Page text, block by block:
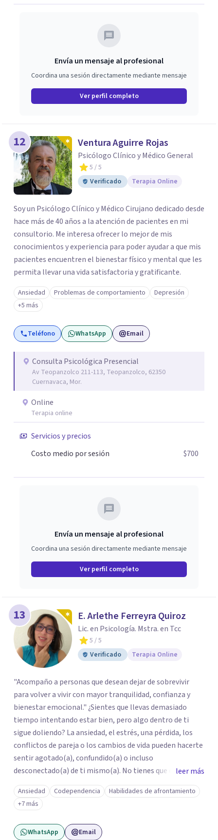
Envía un mensaje al profesional
Coordina una sesión directamente mediante mensaje
Ver perfil completo
12 Ventura Aguirre Rojas
Psicólogo Clínico y Médico General
5 / 5
Verificado
Terapia Online
Soy un Psicólogo Clínico y Médico Cirujano dedicado desde
hace más de 40 años a la atención de pacientes en mi
consultorio. Me interesa ofrecer lo mejor de mis
conocimientos y experiencia para poder ayudar a que mis
pacientes encuentren el bienestar físico y mental que les
permita llevar una vida satisfactoria y gratificante.
Ansiedad Problemas de comportamiento
Depresión
+5 más
Teléfono WhatsApp Email
Consulta Psicológica Presencial
Av Teopanzolco 211-113, Teopanzolco, 62350
Cuernavaca, Mor.
Online
Terapia online
Servicios y precios
Costo medio por sesión
$700
Envía un mensaje al profesional
Coordina una sesión directamente mediante mensaje
Ver perfil completo
13 E. Arlethe Ferreyra Quiroz
Lic. en Psicología. Mstra. en Tcc
5 / 5
Verificado
Terapia Online
"Acompaño a personas que desean dejar de sobrevivir
para volver a vivir con mayor tranquilidad, confianza y
bienestar emocional." ¿Sientes que llevas demasiado
tiempo intentando estar bien, pero algo dentro de ti
sigue doliendo? La ansiedad, el estrés, una pérdida, los
conflictos de pareja o los cambios de vida pueden hacerte
sentir agotado(a), confundido(a) o incluso
desconectado(a) de ti mismo(a). No tienes que enfrentar
este proceso en soledad. Te ofrezco un espacio seguro,
libre de juicios y basado en la empatía, el respeto y la
confidencialidad, donde juntos comprenderemos qué está
ocurriendo y trabajaremos con herramientas respaldadas
por la evidencia para ayudarte a recuperar tu bienestar.
leer más
Ansiedad Codependencia
Habilidades de afrontamiento
+7 más
WhatsApp Email